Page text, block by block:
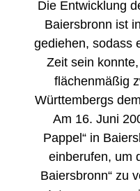
Die Entwicklung
Baiersbronn ist
gediehen, sodass
Zeit sein
flächenmäßig
Württembergs
Am 16. Juni
Pappel“ in
einberufen, um
Baiersbronn“ zu